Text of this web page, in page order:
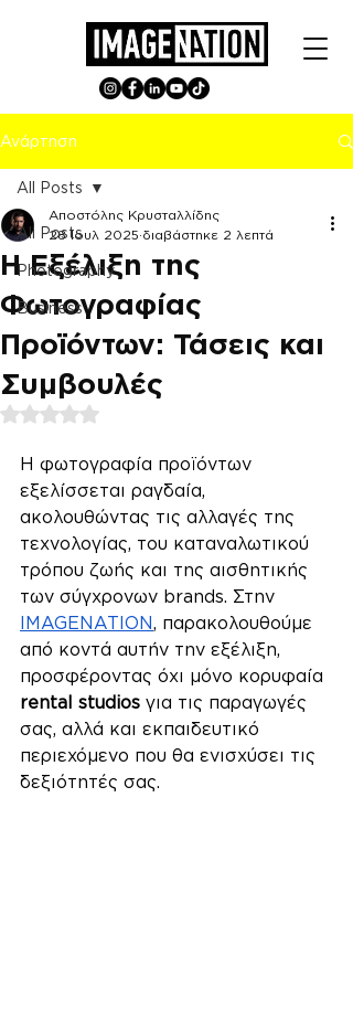
Ανάρτηση
All Posts
Photography
Business
All Posts
Η Εξέλιξη της
Φωτογραφίας
Προϊόντων: Τάσεις και
Συμβουλές
Αποστόλης Κρυσταλλίδης
28 Ιουλ 2025 διαβάστηκε 2 λεπτά
Βαθμολογήθηκε με NaN από 5 αστέρια.
Η φωτογραφία προϊόντων
εξελίσσεται ραγδαία,
ακολουθώντας τις αλλαγές της
τεχνολογίας, του καταναλωτικού
τρόπου ζωής και της αισθητικής
των σύγχρονων brands. Στην
IMAGENATION, παρακολουθούμε
από κοντά αυτήν την εξέλιξη,
προσφέροντας όχι μόνο κορυφαία
rental studios για τις παραγωγές
σας, αλλά και εκπαιδευτικό
περιεχόμενο που θα ενισχύσει τις
δεξιότητές σας.